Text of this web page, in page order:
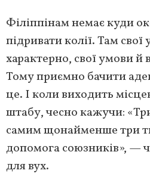
Філіппінам немає куди
підривати колії. Там
характерно, свої умови й
Тому приємно бачити
це. І коли виходить
штабу, чесно кажучи:
самим щонайменше три
допомога союзників», —
для вух.